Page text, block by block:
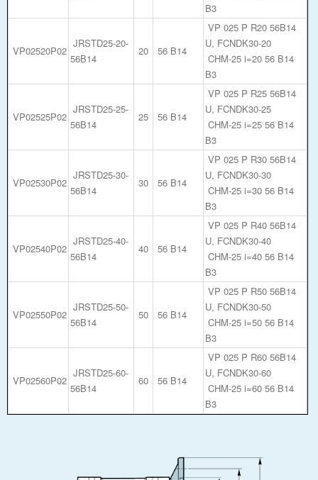
B3
VP02520P02
JRSTD25-20-
56B14
20 56 B14
VP 025 P R20 56B14
U, FCNDK30-20
CHM-25 i=20 56 B14
B3
VP02525P02
JRSTD25-25-
56B14
25 56 B14
VP 025 P R25 56B14
U, FCNDK30-25
CHM-25 i=25 56 B14
B3
VP02530P02
JRSTD25-30-
56B14
30 56 B14
VP 025 P R30 56B14
U, FCNDK30-30
CHM-25 i=30 56 B14
B3
VP02540P02
JRSTD25-40-
56B14
40 56 B14
VP 025 P R40 56B14
U, FCNDK30-40
CHM-25 i=40 56 B14
B3
VP02550P02
JRSTD25-50-
56B14
50 56 B14
VP 025 P R50 56B14
U, FCNDK30-50
CHM-25 i=50 56 B14
B3
VP02560P02
JRSTD25-60-
56B14
60 56 B14
VP 025 P R60 56B14
U, FCNDK30-60
CHM-25 i=60 56 B14
B3